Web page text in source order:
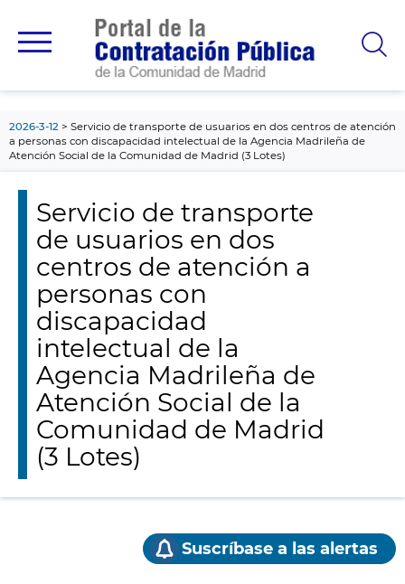
principal
2026-3-12
Servicio de transporte de usuarios en dos centros de atención
a personas con discapacidad intelectual de la Agencia Madrileña de
Atención Social de la Comunidad de Madrid (3 Lotes)
Servicio de transporte
de usuarios en dos
centros de atención a
personas con
discapacidad
intelectual de la
Agencia Madrileña de
Atención Social de la
Comunidad de Madrid
(3 Lotes)
Suscríbase a las alertas